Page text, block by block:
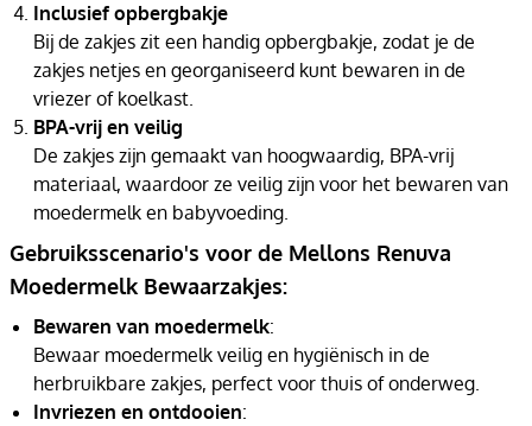
Inclusief opbergbakje
Bij de zakjes zit een handig opbergbakje, zodat je de
zakjes netjes en georganiseerd kunt bewaren in de
vriezer of koelkast.
BPA-vrij en veilig
De zakjes zijn gemaakt van hoogwaardig, BPA-vrij
materiaal, waardoor ze veilig zijn voor het bewaren van
moedermelk en babyvoeding.
Gebruiksscenario's voor de Mellons Renuva
Moedermelk Bewaarzakjes:
Bewaren van moedermelk:
Bewaar moedermelk veilig en hygiënisch in de
herbruikbare zakjes, perfect voor thuis of onderweg.
Invriezen en ontdooien: